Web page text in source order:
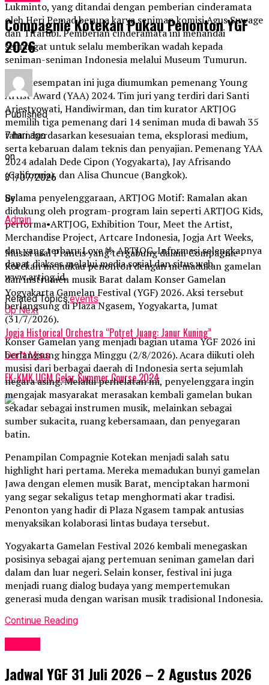
Lukminto, yang ditandai dengan pemberian cinderamata
oleh Heri Pemad berupa karya seniman komisi Agus Suwage
dan Titarubi. Pemberian cinderamata ini menandai
semangat untuk selalu memberikan wadah kepada
seniman-seniman Indonesia melalui Museum Tumurun.
Pada kesempatan ini juga diumumkan pemenang Young
Artist Award (YAA) 2024. Tim juri yang terdiri dari Santi
Ariestyowati, Handiwirman, dan tim kurator ARTJOG
memilih tiga pemenang dari 14 seniman muda di bawah 35
tahun berdasarkan kesesuaian tema, eksplorasi medium,
serta kebaruan dalam teknis dan penyajian. Pemenang YAA
2024 adalah Dede Cipon (Yogyakarta), Jay Afrisando
(California), dan Alisa Chuncue (Bangkok).
Selama penyelenggaraan, ARTJOG Motif: Ramalan akan
didukung oleh program-program lain seperti ARTJOG Kids,
performa•ARTJOG, Exhibition Tour, Meet the Artist,
Merchandise Project, Artcare Indonesia, Jogja Art Weeks,
dan yang terbaru Love 🤟 ARTJOG. Informasi selengkapnya
dapat diakses melalui media sosial dan situs web
www.artjog.id.
Related Topics:events
Up Next
Jogja Historical Orchestra “Potret Juang: Janur Kuning”
Don't Miss
FK-KMK UGM Gelar Summer Course 2024
Compagnie Kotekan Pukau Penonton YGF
2026
Published
7 hari ago
on
31/07/2026
By
Admin
Musisi asal Prancis yang tergabung dalam Compagnie
Kotekan memukau penonton dengan memadukan gamelan
dan instrumen musik Barat dalam Konser Gamelan
Yogyakarta Gamelan Festival (YGF) 2026. Aksi tersebut
berlangsung di Plaza Ngasem, Yogyakarta, Jumat
(31/7/2026).
Konser Gamelan yang menjadi bagian utama YGF 2026 ini
berlangsung hingga Minggu (2/8/2026). Acara diikuti oleh
musisi dari berbagai daerah di Indonesia serta sejumlah
negara asing. Melalui perhelatan ini, penyelenggara ingin
mengajak masyarakat merasakan kembali gamelan bukan
sekadar sebagai instrumen musik, melainkan sebagai
sumber sukacita, ruang kebersamaan, dan penyegaran
batin.
Penampilan Compagnie Kotekan menjadi salah satu
highlight hari pertama. Mereka memadukan bunyi gamelan
Jawa dengan elemen musik Barat, menciptakan harmoni
yang segar sekaligus tetap menghormati akar tradisi.
Penonton yang hadir di Plaza Ngasem tampak antusias
menyaksikan kolaborasi lintas budaya tersebut.
Yogyakarta Gamelan Festival 2026 kembali menegaskan
posisinya sebagai ajang pertemuan seniman gamelan dari
dalam dan luar negeri. Selain konser, festival ini juga
menjadi ruang dialog budaya yang mempertemukan
generasi muda dengan warisan musik tradisional Indonesia.
Continue Reading
Jadwal YGF 31 Juli 2026 – 2 Agustus 2026